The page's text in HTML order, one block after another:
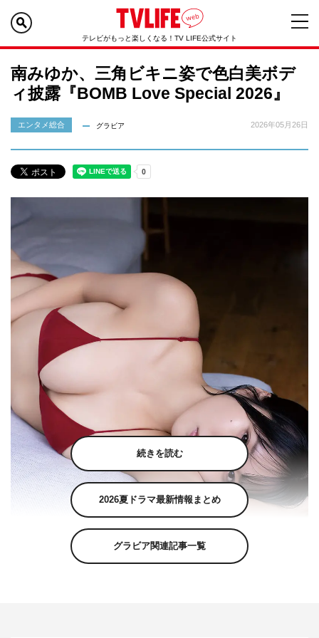
テレビがもっと楽しくなる！TV LIFE公式サイト
南みゆか、三角ビキニ姿で色白美ボデ
ィ披露『BOMB Love Special 2026』
エンタメ総合 グラビア 2026年05月26日
続きを読む
2026夏ドラマ最新情報まとめ
グラビア関連記事一覧